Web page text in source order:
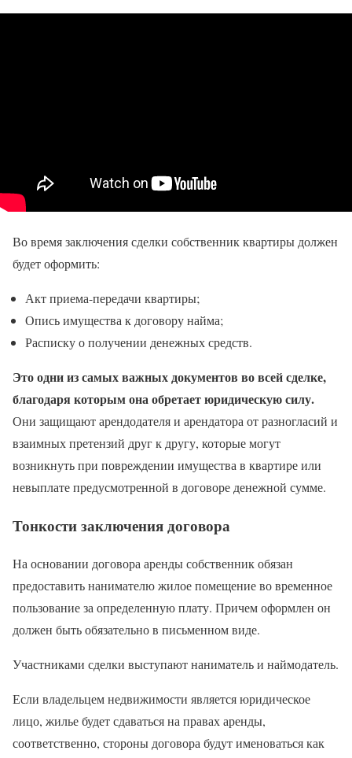
Во время заключения сделки собственник квартиры должен
будет оформить:
Акт приема-передачи квартиры;
Опись имущества к договору найма;
Расписку о получении денежных средств.
Это одни из самых важных документов во всей сделке,
благодаря которым она обретает юридическую силу.
Они защищают арендодателя и арендатора от разногласий и
взаимных претензий друг к другу, которые могут
возникнуть при повреждении имущества в квартире или
невыплате предусмотренной в договоре денежной сумме.
Тонкости заключения договора
На основании договора аренды собственник обязан
предоставить нанимателю жилое помещение во временное
пользование за определенную плату. Причем оформлен он
должен быть обязательно в письменном виде.
Участниками сделки выступают наниматель и наймодатель.
Если владельцем недвижимости является юридическое
лицо, жилье будет сдаваться на правах аренды,
соответственно, стороны договора будут именоваться как